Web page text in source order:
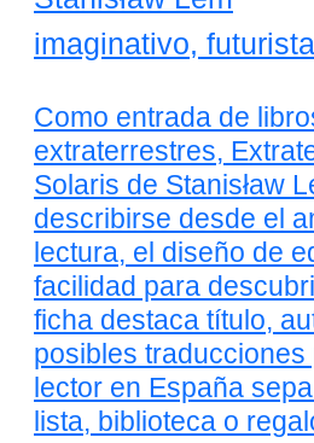
imaginativo,
Como entrada de
extraterrestres,
Solaris de Stanisław
describirse desde el
lectura, el diseño de
facilidad para
ficha destaca título,
posibles traducciones
lector en España
lista, biblioteca o